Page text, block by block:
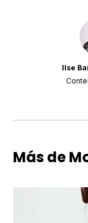
Ilse
Más de